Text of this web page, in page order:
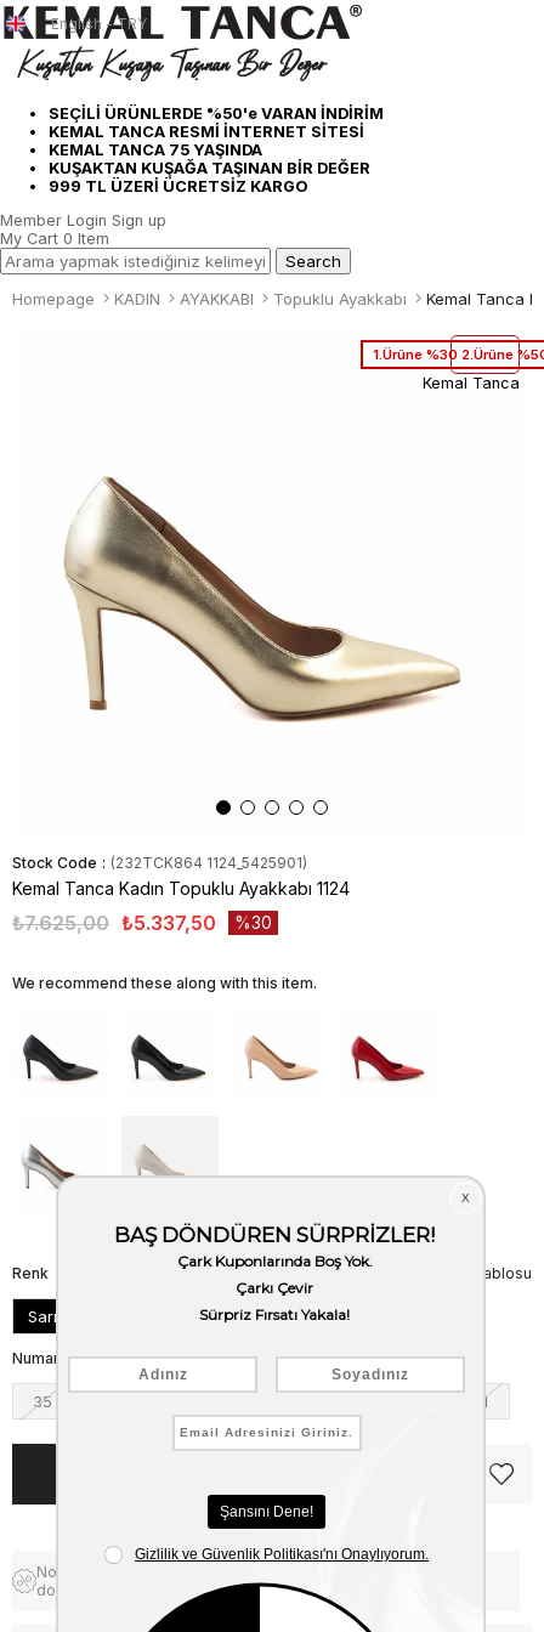
SEÇİLİ ÜRÜNLERDE %50'e VARAN İNDİRİM
KEMAL TANCA RESMİ İNTERNET SİTESİ
KEMAL TANCA 75 YAŞINDA
KUŞAKTAN KUŞAĞA TAŞINAN BİR DEĞER
999 TL ÜZERİ ÜCRETSİZ KARGO
English - TRY
Member Login Sign up
My Cart 0 Item
Homepage KADIN AYAKKABI Topuklu Ayakkabı Kemal Tanca
1.Ürüne %30 2.Ürüne
Kemal Tanca
Stock Code (232TCK864 1124_5425901)
Kemal Tanca Kadın Topuklu Ayakkabı 1124
₺7.625,00 ₺5.337,50 30
We recommend these along with this item.
Beden Tablosu
Renk
Sarı
Numara
35 41
Notify me when the price goes
down